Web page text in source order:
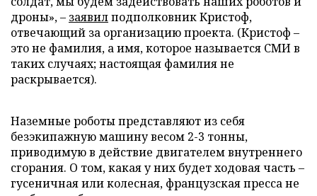
дроны», – заявилподполковник Кристоф,
отвечающий за организацию проекта. (Кристоф –
это не фамилия, а имя, которое называется СМИ в
таких случаях; настоящая фамилия не
раскрывается).
Наземные роботы представляют из себя
безэкипажную машину весом 2-3 тонны,
приводимую в действие двигателем внутреннего
сгорания. О том, какая у них будет ходовая часть –
гусеничная или колесная, французская пресса не